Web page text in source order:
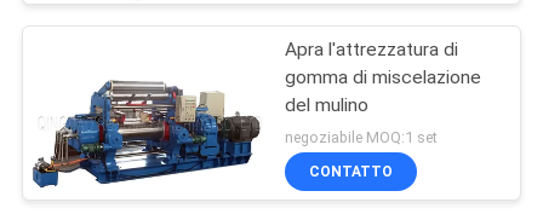
Apra l'attrezzatura di
gomma di miscelazione
del mulino
negoziabile MOQ:1 set
CONTATTO